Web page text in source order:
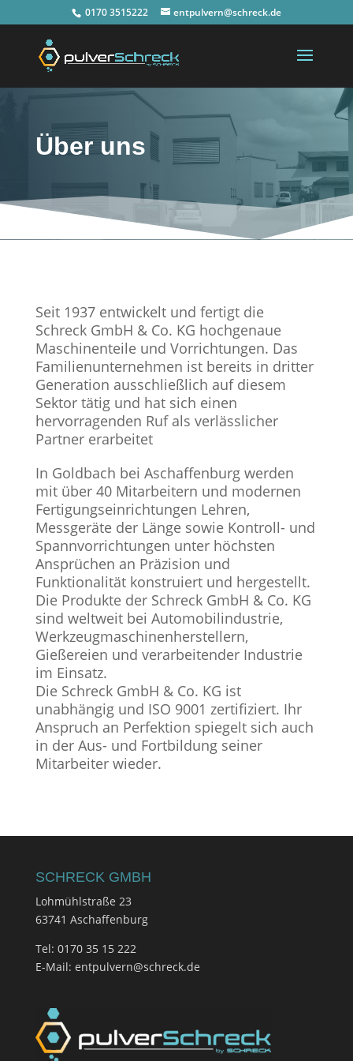
0170 3515222 entpulvern@schreck.de
Über uns
Seit 1937 entwickelt und fertigt die
Schreck GmbH & Co. KG hochgenaue
Maschinenteile und Vorrichtungen. Das
Familienunternehmen ist bereits in dritter
Generation ausschließlich auf diesem
Sektor tätig und hat sich einen
hervorragenden Ruf als verlässlicher
Partner erarbeitet
In Goldbach bei Aschaffenburg werden
mit über 40 Mitarbeitern und modernen
Fertigungseinrichtungen Lehren,
Messgeräte der Länge sowie Kontroll- und
Spannvorrichtungen unter höchsten
Ansprüchen an Präzision und
Funktionalität konstruiert und hergestellt.
Die Produkte der Schreck GmbH & Co. KG
sind weltweit bei Automobilindustrie,
Werkzeugmaschinenherstellern,
Gießereien und verarbeitender Industrie
im Einsatz.
Die Schreck GmbH & Co. KG ist
unabhängig und ISO 9001 zertifiziert. Ihr
Anspruch an Perfektion spiegelt sich auch
in der Aus- und Fortbildung seiner
Mitarbeiter wieder.
SCHRECK GMBH
Lohmühlstraße 23
63741 Aschaffenburg
Tel: 0170 35 15 222
E-Mail: entpulvern@schreck.de